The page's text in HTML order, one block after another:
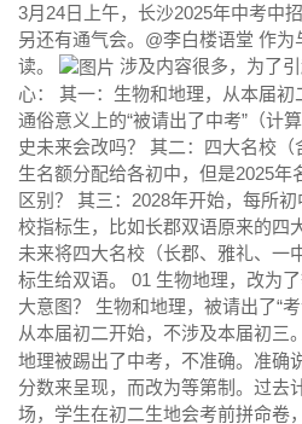
3月24日上午，长沙2025年中考中
另还有通气会。@李白楼语堂 作
读。
涉及内容很多，为了
心： 其一：生物和地理，从本届初
通俗意义上的“被请出了中考”（计
史未来会改吗？ 其二：四大名校
生名额分配给各初中，但是2025年
区别？ 其三：2028年开始，每所初
校指标生，比如长郡双语原来的四
未来将四大名校（长郡、雅礼、一
标生给双语。 01 生物地理，改为
大意图？ 生物和地理，被请出了“考
从本届初二开始，不涉及本届初三。
地理被踢出了中考，不准确。准确
分数来呈现，而改为等第制。过去
场，学生在初二生地会考前拼命卷